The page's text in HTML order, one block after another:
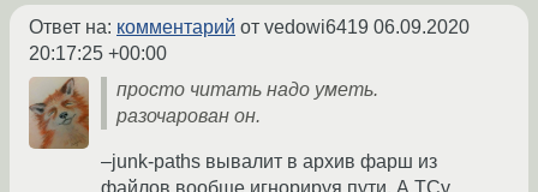
Ответ на: комментарий от vedowi6419 06.09.2020
20:17:25 +00:00
просто читать надо уметь.
разочарован он.
–junk-paths вывалит в архив фарш из